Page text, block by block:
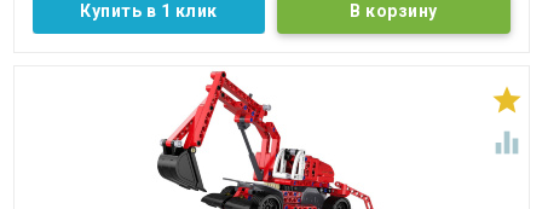
Купить в 1 клик

